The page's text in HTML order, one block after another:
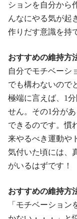
ションを自分から
んなにやる気が起
作りだす意識を持
おすすめの維持方
自分でモチベーシ
でも構わないので
極端に言えば、1
せん。その1分が
できるのです。慣
来やるべき運動や
気付いた頃には、
がいるはずです！
おすすめの維持方
「モチベーショ